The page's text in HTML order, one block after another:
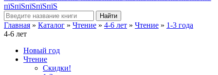
Найти
Главная » Каталог » Чтение » 4-6 лет » Чтение » 1-3 года
4-6 лет
Новый год
Чтение
Скидки!